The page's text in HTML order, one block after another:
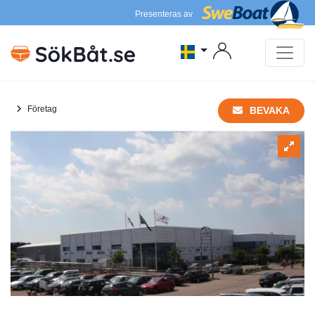
Presenteras av
Företag BEVAKA